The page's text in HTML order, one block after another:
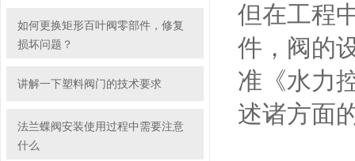
如何更换矩形百叶阀零部件，修复
损坏问题？
讲解一下塑料阀门的技术要求
法兰蝶阀安装使用过程中需要注意
什么
但在工程
件，阀的
准《水力
述诸方面